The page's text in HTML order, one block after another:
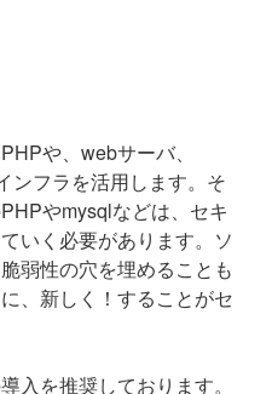
や、webサーバ、
ンフラを活用します。そ
やmysqlなどは、セキ
いく必要があります。ソ
弱性の穴を埋めることも
、新しく！することがセ
入を推奨しております。